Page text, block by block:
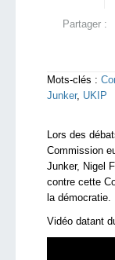
Partager :
Mots-clés :
Junker, UKIP
Lors des
Commission
Junker, Nigel
contre cette
la démocratie.
Vidéo datant